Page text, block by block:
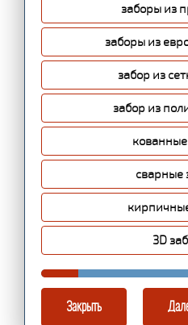
заборы из
заборы из
забор из
забор из
сварные
3D
Закрыть